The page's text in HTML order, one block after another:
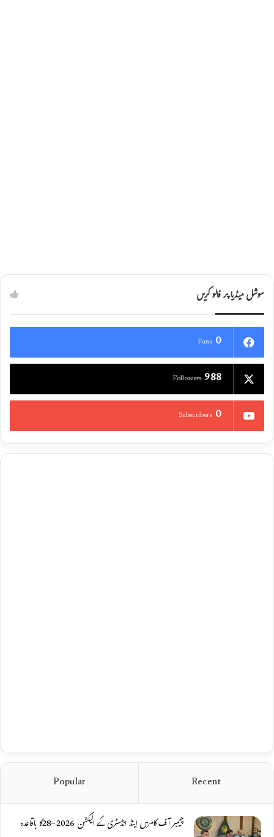
سوشل میڈیا پر فالو کریں
0
Fans
988
Followers
0
Subscribers
Recent
Popular
چیمبر آف کامرس اینڈ انڈسٹری کے الیکشن 2026-28کا باقاعدہ